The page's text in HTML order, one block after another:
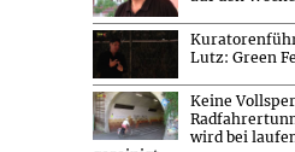
Lutz: Green
Keine
wird bei